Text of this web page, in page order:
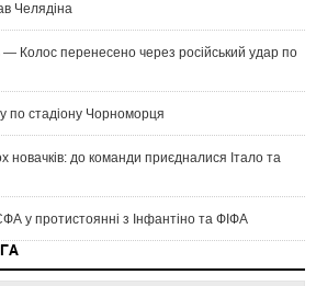
Челядіна
Колос перенесено через російський удар по
по стадіону Чорноморця
новачків: до команди приєдналися Італо та
у протистоянні з Інфантіно та ФІФА